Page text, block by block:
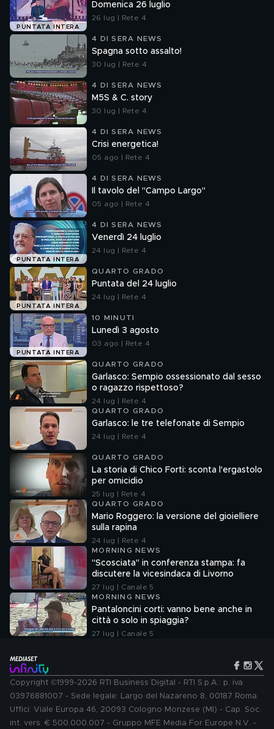
PUNTATA INTERA
Domenica 26 luglio
26 lug | Rete 4
4 DI SERA NEWS
Spagna sotto assalto!
30 lug | Rete 4
4 DI SERA NEWS
M5S & C. story
30 lug | Rete 4
4 DI SERA NEWS
Crisi energetica!
05 ago | Rete 4
4 DI SERA NEWS
Il tavolo del "Campo Largo"
05 ago | Rete 4
PUNTATA INTERA
4 DI SERA NEWS
Venerdì 24 luglio
24 lug | Rete 4
PUNTATA INTERA
QUARTO GRADO
Puntata del 24 luglio
24 lug | Rete 4
PUNTATA INTERA
10 MINUTI
Lunedì 3 agosto
03 ago | Rete 4
QUARTO GRADO
Garlasco: Sempio ossessionato dal sesso
o ragazzo rispettoso?
24 lug | Rete 4
QUARTO GRADO
Garlasco: le tre telefonate di Sempio
24 lug | Rete 4
QUARTO GRADO
La storia di Chico Forti: sconta l'ergastolo
per omicidio
25 lug | Rete 4
QUARTO GRADO
Mario Roggero: la versione del gioielliere
sulla rapina
24 lug | Rete 4
MORNING NEWS
"Scosciata" in conferenza stampa: fa
discutere la vicesindaca di Livorno
27 lug | Canale 5
MORNING NEWS
Pantaloncini corti: vanno bene anche in
città o solo in spiaggia?
27 lug | Canale 5
Copyright ©1999-2026 RTI Business Digital - RTI S.p.A.: p. iva
03976881007 - Sede legale: Largo del Nazareno 8, 00187 Roma.
Uffici: Viale Europa 46, 20093 Cologno Monzese (MI) - Cap. Soc.
int. vers. € 500.000.007 - Gruppo MFE Media For Europe N.V. -